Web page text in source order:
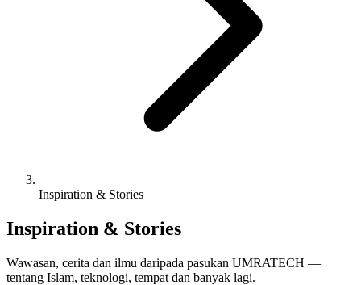
Inspiration & Stories
Inspiration & Stories
Wawasan, cerita dan ilmu daripada pasukan UMRATECH —
tentang Islam, teknologi, tempat dan banyak lagi.